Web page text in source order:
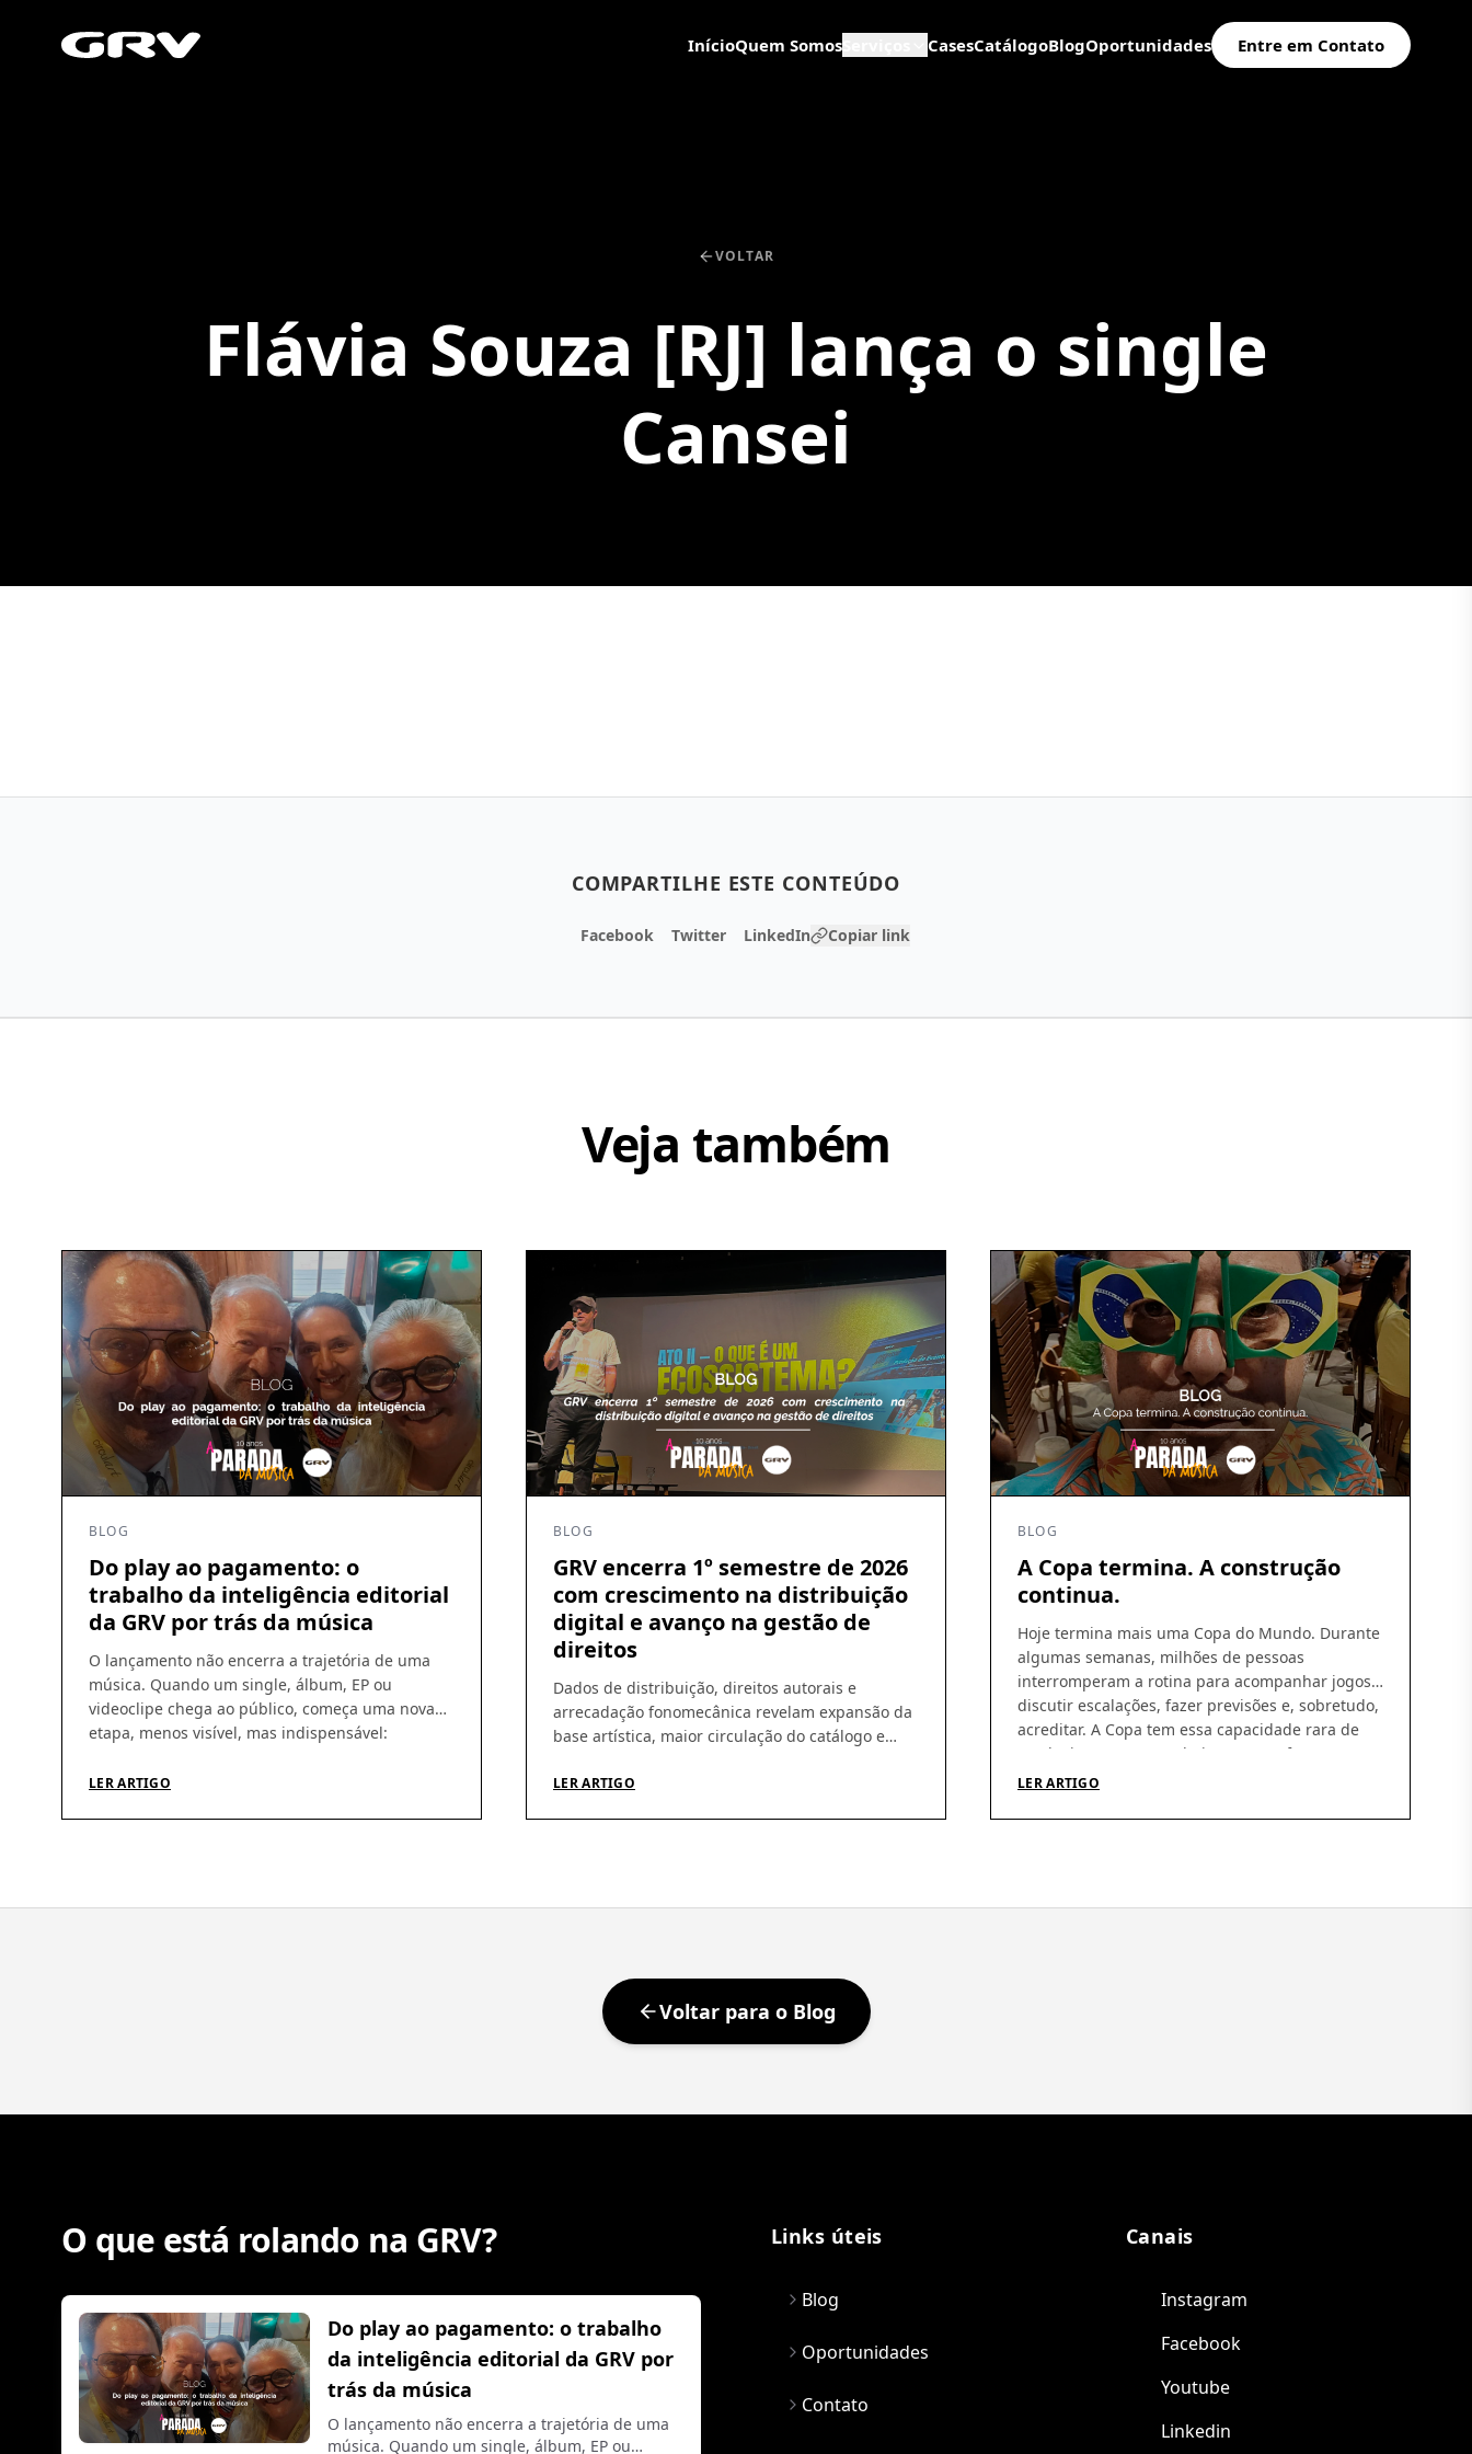
InícioQuem Somos CasesCatálogoBlogOportunidades Entre em Contato
VOLTAR
Flávia Souza [RJ] lança o single
Cansei
COMPARTILHE ESTE CONTEÚDO
Facebook Twitter LinkedIn Copiar link
Veja também
BLOG
Do play ao pagamento: o
trabalho da inteligência editorial
da GRV por trás da música
O lançamento não encerra a trajetória de uma
música. Quando um single, álbum, EP ou
videoclipe chega ao público, começa uma nova
etapa, menos visível, mas indispensável:
utilizações, conferir demonstrativos e garantir
LER ARTIGO
BLOG
GRV encerra 1º semestre de 2026
com crescimento na distribuição
digital e avanço na gestão de
direitos
Dados de distribuição, direitos autorais e
arrecadação fonomecânica revelam expansão da
base artística, maior circulação do catálogo e
primeiro semestre de 2026 ajudam a revelar um
LER ARTIGO
BLOG
A Copa termina. A construção
continua.
Hoje termina mais uma Copa do Mundo. Durante
algumas semanas, milhões de pessoas
interromperam a rotina para acompanhar jogos,
discutir escalações, fazer previsões e, sobretudo,
acreditar. A Copa tem essa capacidade rara de
produzir esperança coletiva. De nos fazer
imaginar que, daqui a pouco, tudo pode dar
essa seja sua […]
LER ARTIGO
Voltar para o Blog
O que está rolando na GRV?
Do play ao pagamento: o trabalho
da inteligência editorial da GRV por
trás da música
O lançamento não encerra a trajetória de uma
música. Quando um single, álbum, EP ou…
Links úteis
Blog
Oportunidades
Contato
Canais
Instagram
Facebook
Youtube
Linkedin